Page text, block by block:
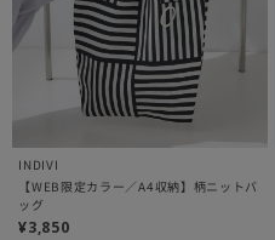
INDIVI
【WEB限定カラー／A4収納】柄ニットバ
ッグ
¥3,850